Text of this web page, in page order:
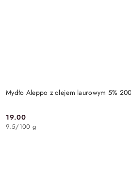
Mydło Aleppo z olejem laurowym 5%
Cena:
19.00
9.5/100 g